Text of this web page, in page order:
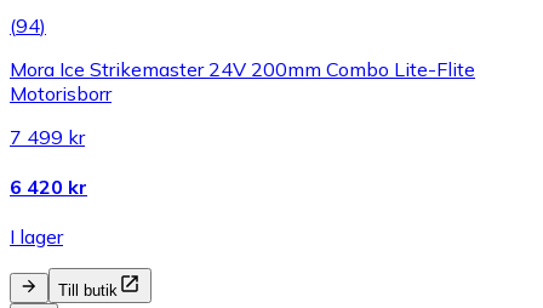
(94)
Mora Ice Strikemaster 24V 200mm Combo Lite-Flite
Motorisborr
7 499 kr
6 420 kr
I lager
Till butik